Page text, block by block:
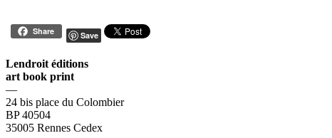
Share Save
Lendroit éditions
art book print
—
24 bis place du Colombier
BP 40504
35005 Rennes Cedex